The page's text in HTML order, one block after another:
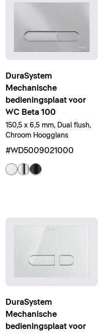
DuraSystem
Mechanische
bedieningsplaat voor
WC Beta 100
150,5 x 6,5 mm, Dual flush,
Chroom Hoogglans
#WD5009021000
DuraSystem
Mechanische
bedieningsplaat voor